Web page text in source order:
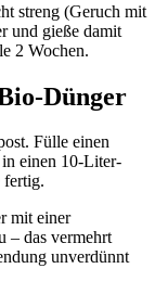
streng (Geruch mit
und gieße damit
2 Wochen.
Dünger
Fülle einen
einen 10-Liter-
fertig.
mit einer
– das vermehrt
unverdünnt